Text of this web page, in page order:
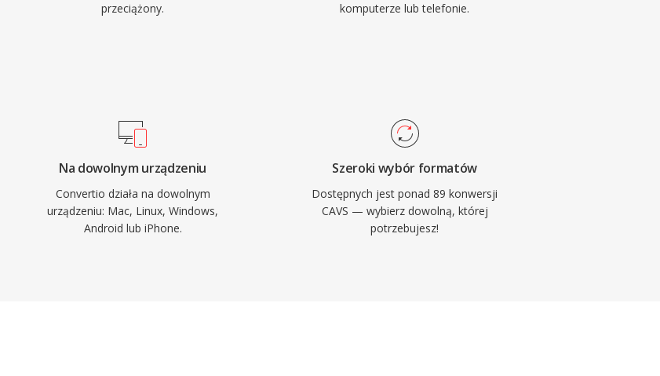
przeciążony.
komputerze lub telefonie.
Na dowolnym urządzeniu
Convertio działa na dowolnym
urządzeniu: Mac, Linux, Windows,
Android lub iPhone.
Szeroki wybór formatów
Dostępnych jest ponad 89 konwersji
CAVS — wybierz dowolną, której
potrzebujesz!